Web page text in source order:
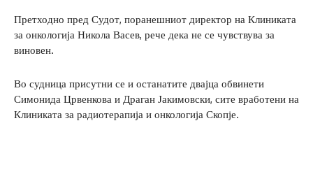
Претходно пред Судот, поранешниот директор на Клиниката
за онкологија Никола Васев, рече дека не се чувствува за
виновен.
Во судница присутни се и останатите двајца обвинети
Симонида Црвенкова и Драган Јакимовски, сите вработени на
Клиниката за радиотерапија и онкологија Скопје.